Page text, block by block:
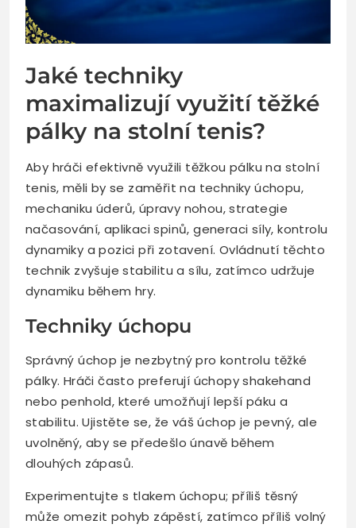
Jaké techniky
maximalizují využití těžké
pálky na stolní tenis?
Aby hráči efektivně využili těžkou pálku na stolní
tenis, měli by se zaměřit na techniky úchopu,
mechaniku úderů, úpravy nohou, strategie
načasování, aplikaci spinů, generaci síly, kontrolu
dynamiky a pozici při zotavení. Ovládnutí těchto
technik zvyšuje stabilitu a sílu, zatímco udržuje
dynamiku během hry.
Techniky úchopu
Správný úchop je nezbytný pro kontrolu těžké
pálky. Hráči často preferují úchopy shakehand
nebo penhold, které umožňují lepší páku a
stabilitu. Ujistěte se, že váš úchop je pevný, ale
uvolněný, aby se předešlo únavě během
dlouhých zápasů.
Experimentujte s tlakem úchopu; příliš těsný
může omezit pohyb zápěstí, zatímco příliš volný